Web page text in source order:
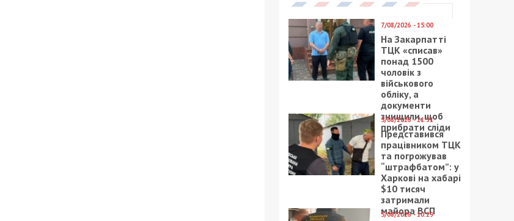
7/08/2026 - 15:00
На Закарпатті
ТЦК «списав»
понад 1500
чоловік з
військового
обліку, а
документи
знищили, щоб
прибрати сліди
5/08/2026 - 21:31
Представився
працівником ТЦК
та погрожував
“штрафбатом”: у
Харкові на хабарі
$10 тисяч
затримали
майора ВСП
5/08/2026 - 10:29